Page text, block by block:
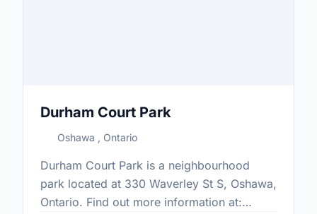
Durham Court Park
Oshawa , Ontario
Durham Court Park is a neighbourhood
park located at 330 Waverley St S, Oshawa,
Ontario. Find out more information at: